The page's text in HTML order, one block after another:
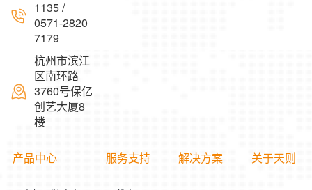
1135 /
0571-2820
7179
杭州市滨江
区南环路
3760号保亿
创艺大厦8
楼
产品中心 服务支持 解决方案 关于天则